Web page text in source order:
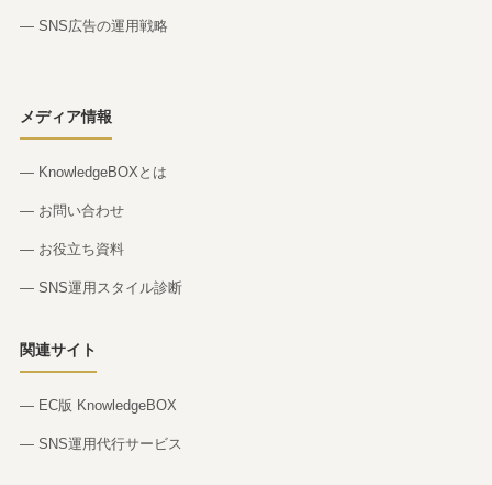
— SNS広告の運用戦略
メディア情報
— KnowledgeBOXとは
— お問い合わせ
— お役立ち資料
— SNS運用スタイル診断
関連サイト
— EC版 KnowledgeBOX
— SNS運用代行サービス